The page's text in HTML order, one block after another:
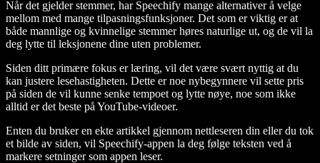
Når det gjelder stemmer, har Speechify mange alternativer å velge
mellom med mange tilpasningsfunksjoner. Det som er viktig er at
både mannlige og kvinnelige stemmer høres naturlige ut, og de vil la
deg lytte til leksjonene dine uten problemer.
Siden ditt primære fokus er læring, vil det være svært nyttig at du
kan justere lesehastigheten. Dette er noe nybegynnere vil sette pris
på siden de vil kunne senke tempoet og lytte nøye, noe som ikke
alltid er det beste på YouTube-videoer.
Enten du bruker en ekte artikkel gjennom nettleseren din eller du tok
et bilde av siden, vil Speechify-appen la deg følge teksten ved å
markere setninger som appen leser.